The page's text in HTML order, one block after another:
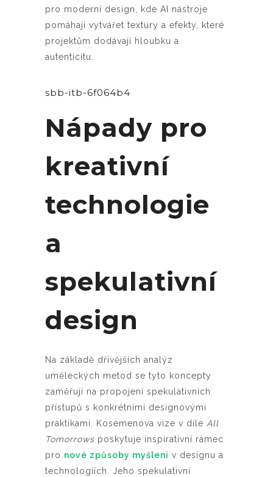
pro moderní design, kde AI nástroje
pomáhají vytvářet textury a efekty, které
projektům dodávají hloubku a
autenticitu.
sbb-itb-6f064b4
Nápady pro
kreativní
technologie
a
spekulativní
design
Na základě dřívějších analýz
uměleckých metod se tyto koncepty
zaměřují na propojení spekulativních
přístupů s konkrétními designovými
praktikami. Kosemenova vize v díle All
Tomorrows poskytuje inspirativní rámec
pro nové způsoby myšlení v designu a
technologiích. Jeho spekulativní